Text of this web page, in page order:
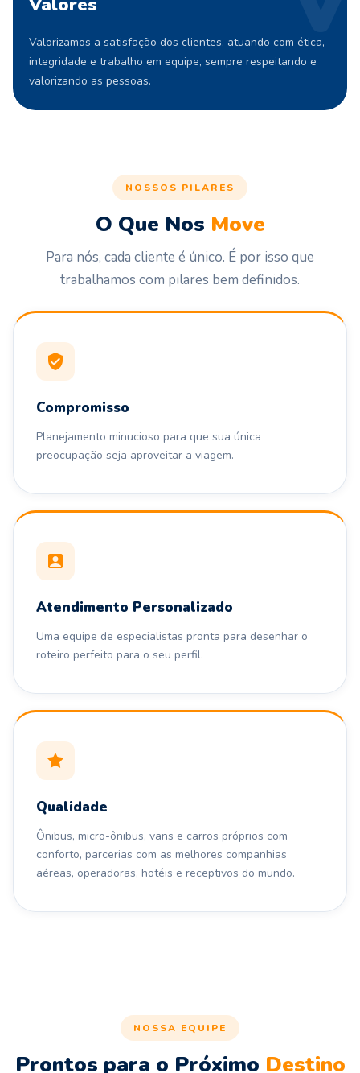
Valores
Valorizamos a satisfação dos clientes, atuando com ética,
integridade e trabalho em equipe, sempre respeitando e
valorizando as pessoas.
NOSSOS PILARES
O Que Nos Move
Para nós, cada cliente é único. É por isso que
trabalhamos com pilares bem definidos.
Compromisso
Planejamento minucioso para que sua única
preocupação seja aproveitar a viagem.
Atendimento Personalizado
Uma equipe de especialistas pronta para desenhar o
roteiro perfeito para o seu perfil.
Qualidade
Ônibus, micro-ônibus, vans e carros próprios com
conforto, parcerias com as melhores companhias
aéreas, operadoras, hotéis e receptivos do mundo.
NOSSA EQUIPE
Prontos para o Próximo Destino